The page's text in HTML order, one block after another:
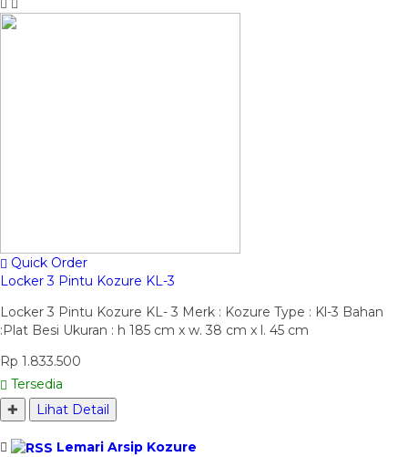
Quick Order
Locker 3 Pintu Kozure KL-3
Locker 3 Pintu Kozure KL- 3 Merk : Kozure Type : Kl-3 Bahan
:Plat Besi Ukuran : h 185 cm x w. 38 cm x l. 45 cm
Rp 1.833.500
Tersedia
✚
Lihat Detail
Lemari Arsip Kozure